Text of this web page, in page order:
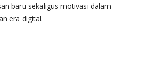
baru sekaligus motivasi dalam
era digital.